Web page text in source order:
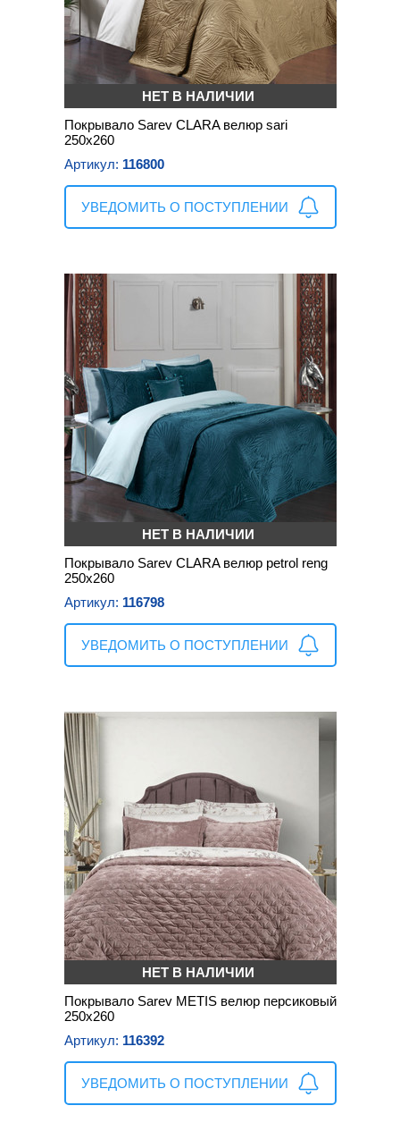
НЕТ В НАЛИЧИИ
Покрывало Sarev CLARA велюр sari
250х260
Артикул: 116800
УВЕДОМИТЬ О ПОСТУПЛЕНИИ
НЕТ В НАЛИЧИИ
Покрывало Sarev CLARA велюр petrol reng
250х260
Артикул: 116798
УВЕДОМИТЬ О ПОСТУПЛЕНИИ
НЕТ В НАЛИЧИИ
Покрывало Sarev METIS велюр персиковый
250х260
Артикул: 116392
УВЕДОМИТЬ О ПОСТУПЛЕНИИ